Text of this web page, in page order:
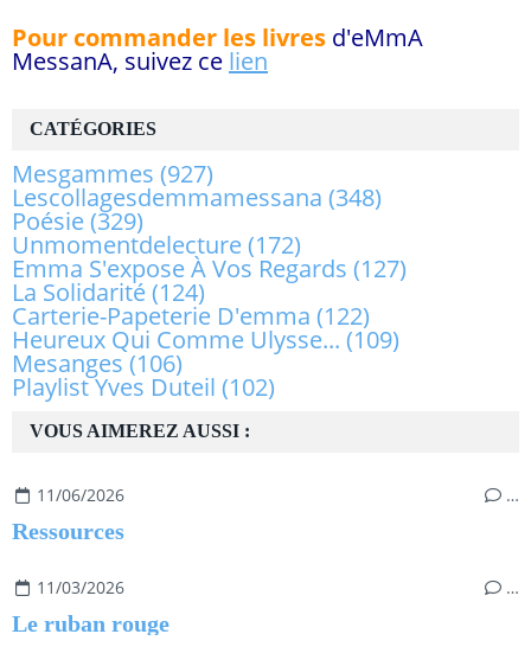
VOUS AIMEREZ AUSSI :
11/06/2026 …
Ressources
11/03/2026 …
Le ruban rouge
CATÉGORIES
Mesgammes (927)
Lescollagesdemmamessana (348)
Poésie(329)
Unmomentdelecture(172)
Emma S'expose À Vos Regards (127)
La Solidarité(124)
Carterie-Papeterie D'emma (122)
Heureux Qui Comme Ulysse... (109)
Mesanges (106)
Playlist Yves Duteil (102)
Pour commander les livres d'eMmA
MessanA, suivez ce lien